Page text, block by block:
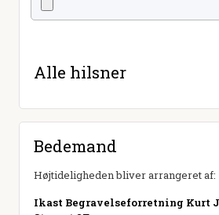
Alle hilsner
Bedemand
Højtideligheden bliver arrangeret af:
Ikast Begravelseforretning Kurt